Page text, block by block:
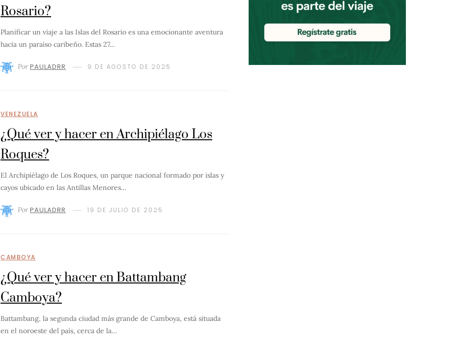
Rosario?
Planificar un viaje a las Islas del Rosario es una emocionante aventura
hacia un paraíso caribeño. Estas 27…
Por PAULADRR 9 DE AGOSTO DE 2025
VENEZUELA
¿Qué ver y hacer en Archipiélago Los
Roques?
El Archipiélago de Los Roques, un parque nacional formado por islas y
cayos ubicado en las Antillas Menores…
Por PAULADRR 19 DE JULIO DE 2025
CAMBOYA
¿Qué ver y hacer en Battambang
Camboya?
Battambang, la segunda ciudad más grande de Camboya, está situada
en el noroeste del país, cerca de la…